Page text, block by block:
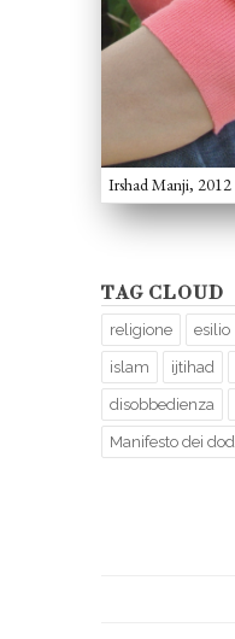
Irshad Manji, 2012
TAG CLOUD
religione esilio
islam ijtihad
disobbedienza
Manifesto dei